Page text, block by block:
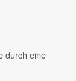
durch eine